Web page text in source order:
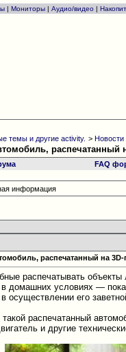
| Мониторы | Аудио/видео |
темы и другие activity. >Новости
распечатанный
FAQ
информация
распечатанный на 3D-
распечатывать
домашних условиях —
осуществлении его
такой распечатанный
и другие